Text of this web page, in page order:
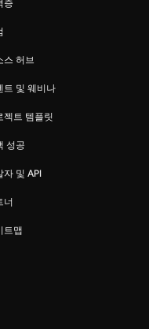
증
스 허브
트 및 웨비나
젝트 템플릿
성공
자 및 API
너
트맵